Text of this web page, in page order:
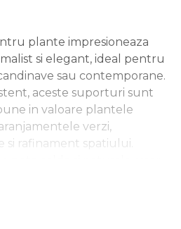
plante impresioneaza
si elegant, ideal pentru
sau contemporane.
aceste suporturi sunt
in valoare plantele
verzi,
si rafinament spatiului.